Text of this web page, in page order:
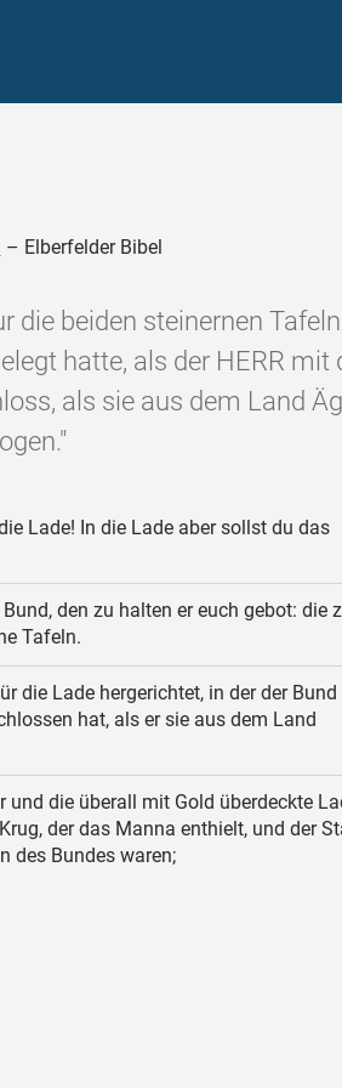
– Elberfelder Bibel
die beiden steinernen
hatte, als der HERR mit
als sie aus dem Land
Lade! In die Lade aber sollst du das
den zu halten er euch gebot: die
Tafeln.
die Lade hergerichtet, in der der Bund
hat, als er sie aus dem Land
und die überall mit Gold überdeckte
der das Manna enthielt, und der
des Bundes waren;